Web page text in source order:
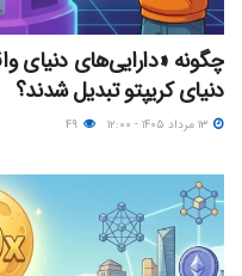
چگونه «دارایی‌های دنیای
دنیای کریپتو تبدیل شدند؟